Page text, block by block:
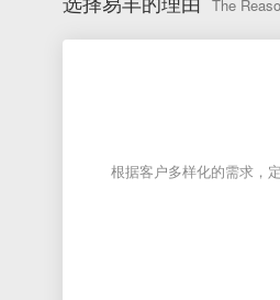
The
根据客户多样化的需求，